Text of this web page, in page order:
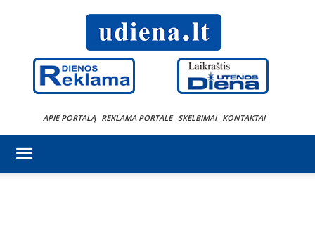
APIE PORTALĄ REKLAMA PORTALE SKELBIMAI KONTAKTAI